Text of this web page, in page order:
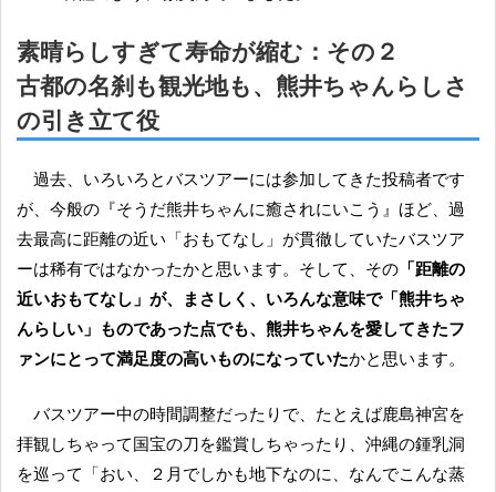
素晴らしすぎて寿命が縮む：その２
古都の名刹も観光地も、熊井ちゃんらしさ
の引き立て役
過去、いろいろとバスツアーには参加してきた投稿者です
が、今般の『そうだ熊井ちゃんに癒されにいこう』ほど、過
去最高に距離の近い「おもてなし」が貫徹していたバスツア
ーは稀有ではなかったかと思います。そして、その 「距離の
近いおもてなし」が、まさしく、いろんな意味で「熊井ちゃ
んらしい」ものであった点でも、熊井ちゃんを愛してきたフ
ァンにとって満足度の高いものになっていたかと思います。
バスツアー中の時間調整だったりで、たとえば鹿島神宮を
拝観しちゃって国宝の刀を鑑賞しちゃったり、沖縄の鍾乳洞
を巡って「おい、２月でしかも地下なのに、なんでこんな蒸